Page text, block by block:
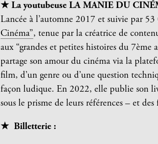
★ La youtubeuse LA MANIE DU
Lancée à l’automne 2017 et suivie par
Cinéma”, tenue par la créatrice de
aux “grandes et petites histoires du
partage son amour du cinéma via la
film, d’un genre ou d’une question
façon ludique. En 2022, elle publie son
sous le prisme de leurs références – et
★ ️ Billetterie :